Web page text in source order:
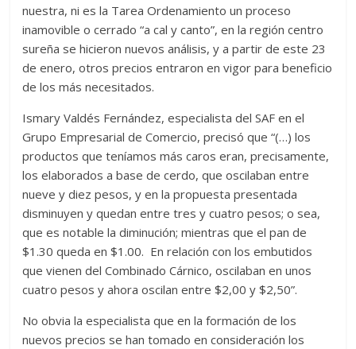
nuestra, ni es la Tarea Ordenamiento un proceso
inamovible o cerrado “a cal y canto”, en la región centro
sureña se hicieron nuevos análisis, y a partir de este 23
de enero, otros precios entraron en vigor para beneficio
de los más necesitados.
Ismary Valdés Fernández, especialista del SAF en el
Grupo Empresarial de Comercio, precisó que “(…) los
productos que teníamos más caros eran, precisamente,
los elaborados a base de cerdo, que oscilaban entre
nueve y diez pesos, y en la propuesta presentada
disminuyen y quedan entre tres y cuatro pesos; o sea,
que es notable la diminución; mientras que el pan de
$1.30 queda en $1.00. En relación con los embutidos
que vienen del Combinado Cárnico, oscilaban en unos
cuatro pesos y ahora oscilan entre $2,00 y $2,50”.
No obvia la especialista que en la formación de los
nuevos precios se han tomado en consideración los